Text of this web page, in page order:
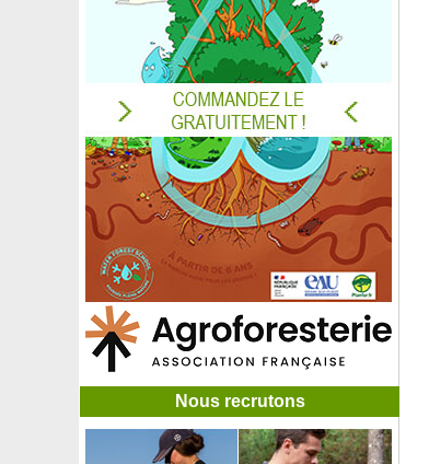
Hortensia à feuillage panaché
Hortensia à feuilles de chêne
Hortensia à panicules 'Kyushu'
Hortensia à panicules 'Limelight'
Hortensia à panicules 'Vanille Fraise'
Hortensia de Virginie 'Annabelle'
Hortensia grimpant
Hortensia 'Leuchtfeuer'
Hortensia lilas
Hortensia 'Marie Claire'
Hortensia 'Merveille Sanguine'
Hortensia 'Mme Emile Mouillère'
Hortensia 'Mousmée'
Hortensia 'Renata Blue'
Hortensia 'Rotschwanz'
Hortensia serrata 'Preziosa'
Hortensia 'Sybilla'
Hosta 'Devon Green'
Hosta 'Francee'
Hosta 'Guacamole'
Nous recrutons